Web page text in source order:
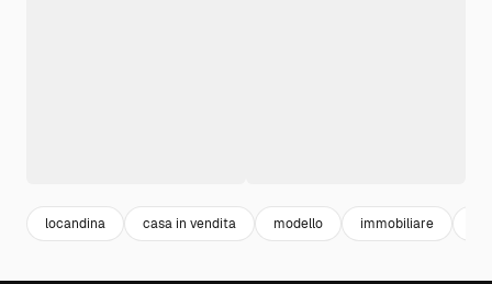
locandina casa in vendita modello immobiliare